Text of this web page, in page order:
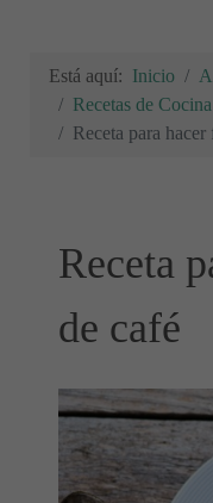
Está aquí: Inicio
Recetas de Cocina
Receta para
Receta
de café